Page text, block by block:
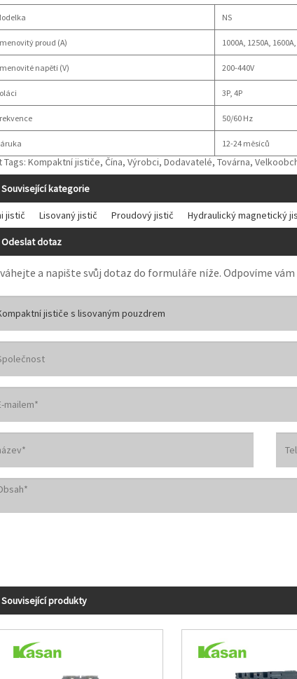
NS
proud (A) 1000A, 1250A,
napětí (V) 200-440V
3P, 4P
50/60 Hz
12-24 měsíců
Tags: Kompaktní jističe, Čína, Výrobci, Dodavatelé, Továrna,
Související kategorie
jistič Lisovaný jistič Proudový jistič Hydraulický magnetický
Odeslat dotaz
a napište svůj dotaz do formuláře níže. Odpovíme vám
Související produkty